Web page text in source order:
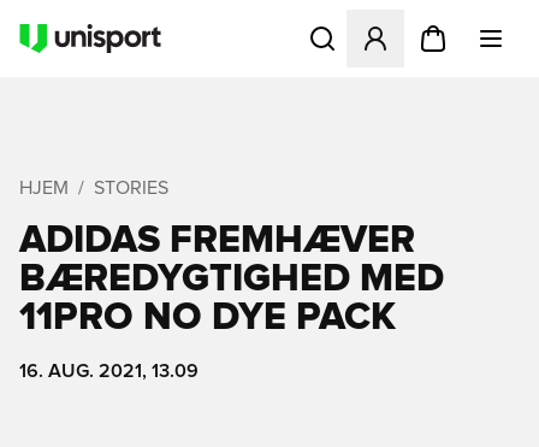
Åbner en Modal til at
HJEM STORIES
ADIDAS FREMHÆVER
BÆREDYGTIGHED MED
11PRO NO DYE PACK
16. AUG. 2021, 13.09